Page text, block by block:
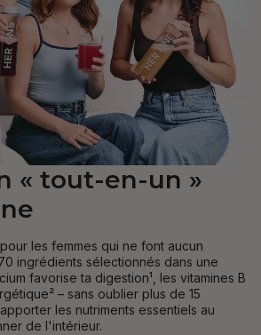
« tout-en-un »
les femmes qui ne font aucun
ingrédients sélectionnés dans une
favorise ta digestion¹, les vitamines B
– sans oublier plus de 15
les nutriments essentiels au
de l'intérieur.